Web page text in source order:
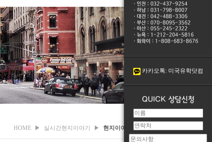
HOME ▶ 실시간현지이야기 ▶ 현지이야기
카카오톡: 미국유학닷컴